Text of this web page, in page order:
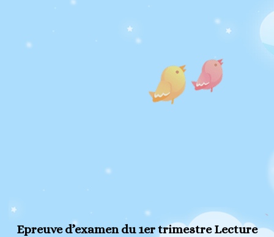
Epreuve d’examen du 1er trimestre Lecture